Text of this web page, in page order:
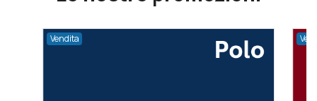
Vendita